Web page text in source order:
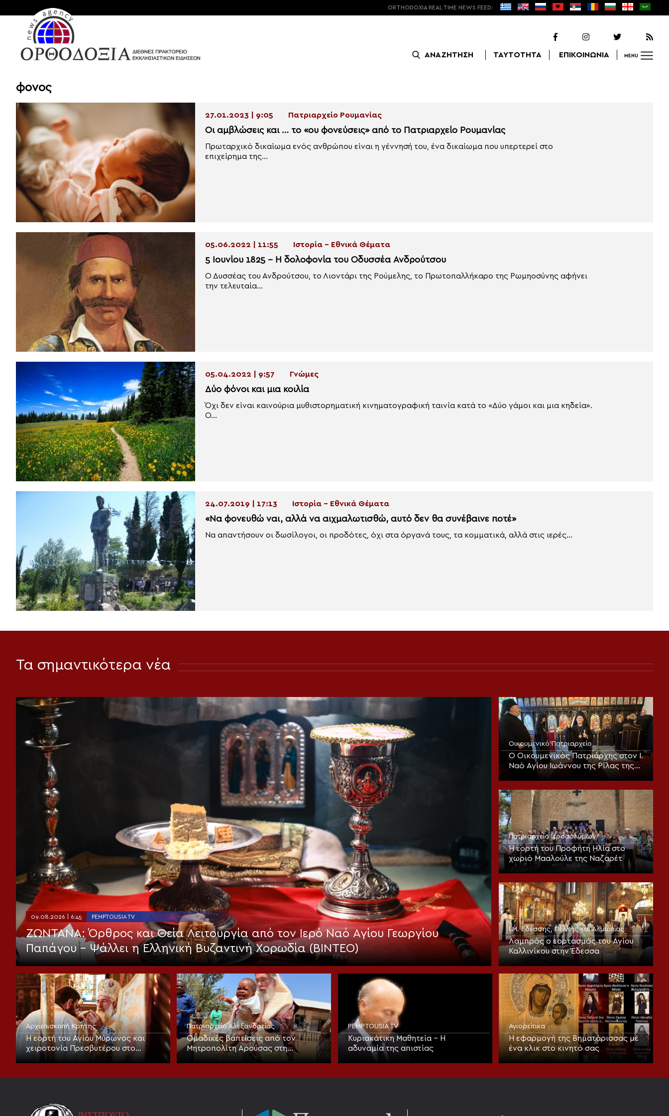
ORTHODOXIA REAL TIME NEWS FEED:
ΑΝΑΖΗΤΗΣΗ ΤΑΥΤΟΤΗΤΑ ΕΠΙΚΟΙΝΩΝΙΑ MENU
φονος
27.01.2023 | 9:05 Πατριαρχείο Ρουμανίας
Οι αμβλώσεις και … το «ου φονεύσεις» από το Πατριαρχείο Ρουμανίας
Πρωταρχικό δικαίωμα ενός ανθρώπου είναι η γέννησή του, ένα δικαίωμα που υπερτερεί στο
επιχείρημα της...
05.06.2022 | 11:55 Ιστορία - Εθνικά Θέματα
5 Ιουνίου 1825 – Η δολοφονία του Οδυσσέα Ανδρούτσου
Ο Δυσσέας του Ανδρούτσου, το Λιοντάρι της Ρούμελης, το Πρωτοπαλλήκαρο της Ρωμηοσύνης αφήνει
την τελευταία...
05.04.2022 | 9:57 Γνώμες
Δύο φόνοι και μια κοιλία
Όχι δεν είναι καινούρια μυθιστορηματική κινηματογραφική ταινία κατά το «Δύο γάμοι και μια κηδεία».
Ο...
24.07.2019 | 17:13 Ιστορία - Εθνικά Θέματα
«Να φονευθώ ναι, αλλά να αιχμαλωτισθώ, αυτό δεν θα συνέβαινε ποτέ»
Να απαντήσουν οι δωσίλογοι, οι προδότες, όχι στα όργανά τους, τα κομματικά, αλλά στις ιερές...
Τα σημαντικότερα νέα
09.08.2026 | 6:45 PEMPTOUSIA TV
ΖΩΝΤΑΝΑ: Όρθρος και Θεία Λειτουργία από τον Ιερό Ναό Αγίου Γεωργίου
Παπάγου – Ψάλλει η Ελληνική Βυζαντινή Χορωδία (ΒΙΝΤΕΟ)
Οικουμενικό Πατριαρχείο
Ο Οικουμενικός Πατριάρχης στον I.
Ναό Αγίου Ιωάννου της Ρίλας της
Βουλγαροφώνου Κοινότητος για
Πατριαρχείο Ιεροσολύμων
Η εορτή του Προφήτη Ηλία στο
χωριό Μααλούλε της Ναζαρέτ
Ι.Μ. Εδέσσης, Πέλλης και Αλμωπίας
Λαμπρός ο εορτασμός του Αγίου
Καλλινίκου στην Έδεσσα
Αρχιεπισκοπή Κρήτης
Η εορτή του Αγίου Μύρωνος και
χειροτονία Πρεσβυτέρου στο
Ηράκλειο
Πατριαρχείο Αλεξανδρείας
Ομαδικές βαπτίσεις από τον
Μητροπολίτη Αρούσας στη
Σινγκίντα την εορτή της
PEMPTOUSIA TV
Κυριακάτικη Μαθητεία – Η
αδυναμία της απιστίας
Αγιορείτικα
Η εφαρμογή της Βηματάρισσας με
ένα κλικ στο κινητό σας